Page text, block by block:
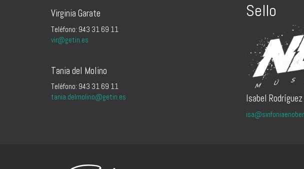
Virginia Garate
Teléfono: 943 31 69 11
vir@getin.es
Tania del Molino
Teléfono: 943 31 69 11
tania.delmolino@getin.es
Sello
Isabel Rodríguez